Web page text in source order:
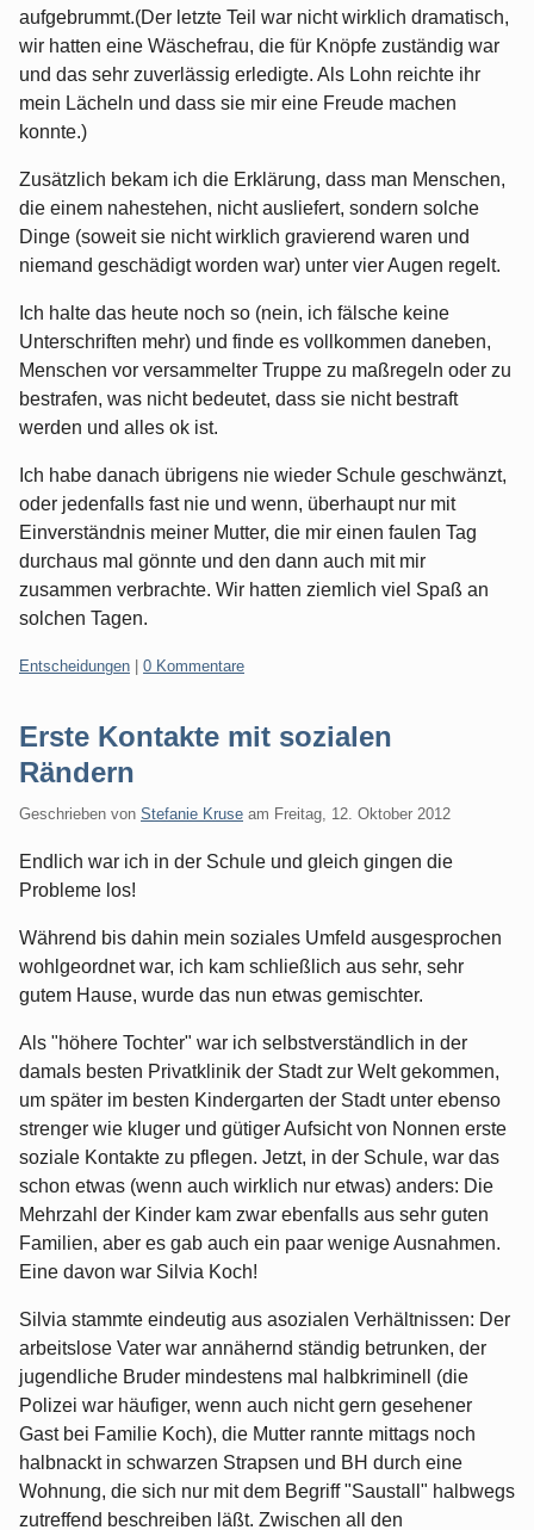
aufgebrummt.(Der letzte Teil war nicht wirklich dramatisch,
wir hatten eine Wäschefrau, die für Knöpfe zuständig war
und das sehr zuverlässig erledigte. Als Lohn reichte ihr
mein Lächeln und dass sie mir eine Freude machen
konnte.)
Zusätzlich bekam ich die Erklärung, dass man Menschen,
die einem nahestehen, nicht ausliefert, sondern solche
Dinge (soweit sie nicht wirklich gravierend waren und
niemand geschädigt worden war) unter vier Augen regelt.
Ich halte das heute noch so (nein, ich fälsche keine
Unterschriften mehr) und finde es vollkommen daneben,
Menschen vor versammelter Truppe zu maßregeln oder zu
bestrafen, was nicht bedeutet, dass sie nicht bestraft
werden und alles ok ist.
Ich habe danach übrigens nie wieder Schule geschwänzt,
oder jedenfalls fast nie und wenn, überhaupt nur mit
Einverständnis meiner Mutter, die mir einen faulen Tag
durchaus mal gönnte und den dann auch mit mir
zusammen verbrachte. Wir hatten ziemlich viel Spaß an
solchen Tagen.
Kategorien:
Entscheidungen 0 Kommentare
Erste Kontakte mit sozialen
Rändern
Geschrieben von Stefanie Kruse am Freitag, 12. Oktober 2012
Endlich war ich in der Schule und gleich gingen die
Probleme los!
Während bis dahin mein soziales Umfeld ausgesprochen
wohlgeordnet war, ich kam schließlich aus sehr, sehr
gutem Hause, wurde das nun etwas gemischter.
Als "höhere Tochter" war ich selbstverständlich in der
damals besten Privatklinik der Stadt zur Welt gekommen,
um später im besten Kindergarten der Stadt unter ebenso
strenger wie kluger und gütiger Aufsicht von Nonnen erste
soziale Kontakte zu pflegen. Jetzt, in der Schule, war das
schon etwas (wenn auch wirklich nur etwas) anders: Die
Mehrzahl der Kinder kam zwar ebenfalls aus sehr guten
Familien, aber es gab auch ein paar wenige Ausnahmen.
Eine davon war Silvia Koch!
Silvia stammte eindeutig aus asozialen Verhältnissen: Der
arbeitslose Vater war annähernd ständig betrunken, der
jugendliche Bruder mindestens mal halbkriminell (die
Polizei war häufiger, wenn auch nicht gern gesehener
Gast bei Familie Koch), die Mutter rannte mittags noch
halbnackt in schwarzen Strapsen und BH durch eine
Wohnung, die sich nur mit dem Begriff "Saustall" halbwegs
zutreffend beschreiben läßt. Zwischen all den